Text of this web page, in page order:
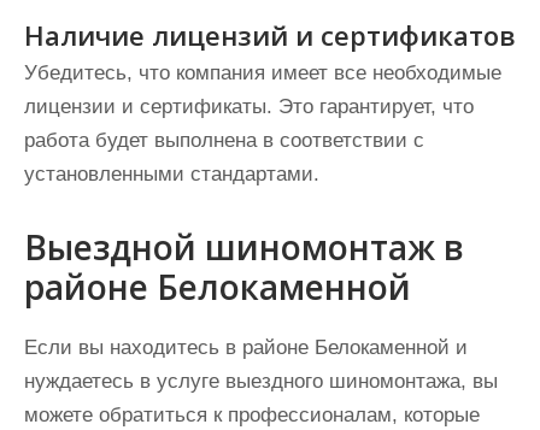
Наличие лицензий и сертификатов
Убедитесь, что компания имеет все необходимые
лицензии и сертификаты. Это гарантирует, что
работа будет выполнена в соответствии с
установленными стандартами.
Выездной шиномонтаж в
районе Белокаменной
Если вы находитесь в районе Белокаменной и
нуждаетесь в услуге выездного шиномонтажа, вы
можете обратиться к профессионалам, которые